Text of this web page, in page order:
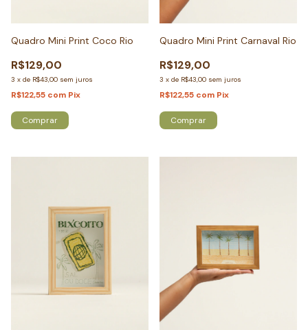
Quadro Mini Print Coco Rio
R$129,00
3 x de R$43,00 sem juros
R$122,55 com Pix
Comprar
Quadro Mini Print Carnaval Rio
R$129,00
3 x de R$43,00 sem juros
R$122,55 com Pix
Comprar